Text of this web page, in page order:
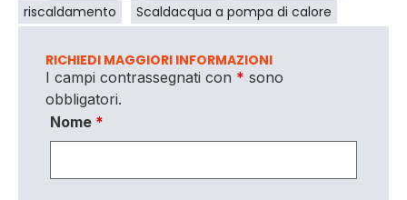
riscaldamento
Scaldacqua a pompa di calore
RICHIEDI MAGGIORI INFORMAZIONI
I campi contrassegnati con * sono
obbligatori.
Nome *